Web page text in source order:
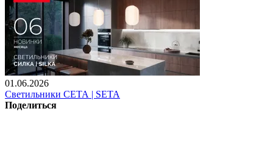
01.06.2026
Светильники СЕТА | SETA
Поделиться